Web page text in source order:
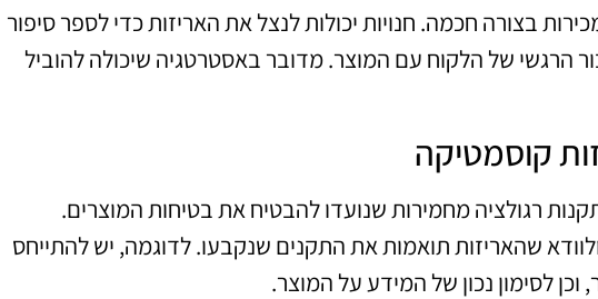
בצורה חכמה. חנויות יכולות לנצל את האריזות כדי לספר סיפור
הרגשי של הלקוח עם המוצר. מדובר באסטרטגיה שיכולה להוביל
קוסמטיקה
רגולציה מחמירות שנועדו להבטיח את בטיחות המוצרים.
שהאריזות תואמות את התקנים שנקבעו. לדוגמה, יש להתייחס
וכן לסימון נכון של המידע על המוצר.